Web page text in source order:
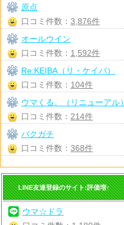
原点
口コミ件数： 3,876件
オールウイン
口コミ件数： 1,592件
Re:KEIBA（リ・ケイバ）
口コミ件数： 104件
ウマくる。（リニューアル）
口コミ件数： 214件
バクガチ
口コミ件数： 368件
LINE友達登録のサイト:評価増↑
ウマ☆ドラ